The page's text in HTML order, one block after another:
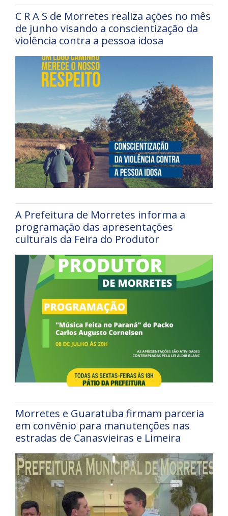
C R A S de Morretes realiza ações no mês
de junho visando a conscientização da
violência contra a pessoa idosa
A Prefeitura de Morretes informa a
programação das apresentações
culturais da Feira do Produtor
Morretes e Guaratuba firmam parceria
em convênio para manutenções nas
estradas de Canasvieiras e Limeira